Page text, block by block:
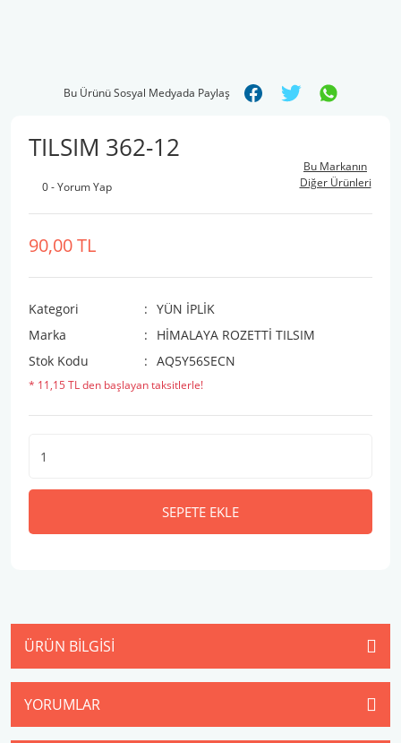
Bu Ürünü Sosyal Medyada Paylaş
TILSIM 362-12
0 - Yorum Yap
Bu Markanın
Diğer Ürünleri
90,00 TL
Kategori
YÜN İPLİK
Marka
HİMALAYA ROZETTİ TILSIM
Stok Kodu
AQ5Y56SECN
* 11,15 TL den başlayan taksitlerle!
SEPETE EKLE
ÜRÜN BILGISI
YORUMLAR